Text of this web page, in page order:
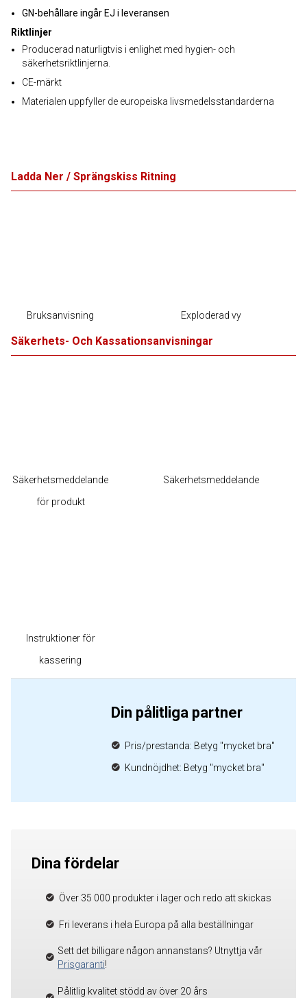
GN-behållare ingår EJ i leveransen
Riktlinjer
Producerad naturligtvis i enlighet med hygien- och
säkerhetsriktlinjerna.
CE-märkt
Materialen uppfyller de europeiska livsmedelsstandarderna
Ladda Ner / Sprängskiss Ritning
Bruksanvisning Exploderad vy
Säkerhets- Och Kassationsanvisningar
Säkerhetsmeddelande
för produkt
Säkerhetsmeddelande
Instruktioner för
kassering
Din pålitliga partner
Pris/prestanda: Betyg "mycket bra"
Kundnöjdhet: Betyg "mycket bra"
Dina fördelar
Över 35 000 produkter i lager och redo att skickas
Fri leverans i hela Europa på alla beställningar
Sett det billigare någon annanstans? Utnyttja vår
Prisgaranti!
Pålitlig kvalitet stödd av över 20 års